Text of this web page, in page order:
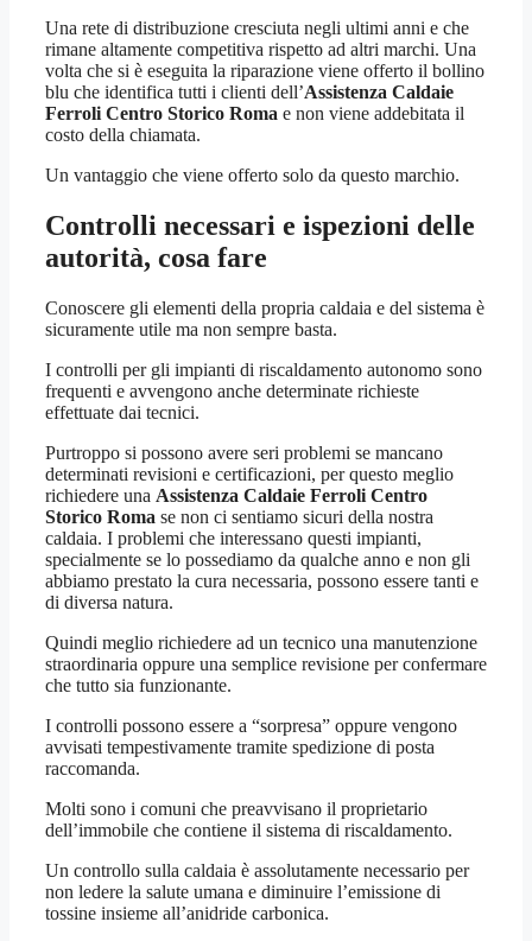
Una rete di distribuzione cresciuta negli ultimi anni e che
rimane altamente competitiva rispetto ad altri marchi. Una
volta che si è eseguita la riparazione viene offerto il bollino
blu che identifica tutti i clienti dell’Assistenza Caldaie
Ferroli Centro Storico Roma e non viene addebitata il
costo della chiamata.
Un vantaggio che viene offerto solo da questo marchio.
Controlli necessari e ispezioni delle
autorità, cosa fare
Conoscere gli elementi della propria caldaia e del sistema è
sicuramente utile ma non sempre basta.
I controlli per gli impianti di riscaldamento autonomo sono
frequenti e avvengono anche determinate richieste
effettuate dai tecnici.
Purtroppo si possono avere seri problemi se mancano
determinati revisioni e certificazioni, per questo meglio
richiedere una Assistenza Caldaie Ferroli Centro
Storico Roma se non ci sentiamo sicuri della nostra
caldaia. I problemi che interessano questi impianti,
specialmente se lo possediamo da qualche anno e non gli
abbiamo prestato la cura necessaria, possono essere tanti e
di diversa natura.
Quindi meglio richiedere ad un tecnico una manutenzione
straordinaria oppure una semplice revisione per confermare
che tutto sia funzionante.
I controlli possono essere a “sorpresa” oppure vengono
avvisati tempestivamente tramite spedizione di posta
raccomanda.
Molti sono i comuni che preavvisano il proprietario
dell’immobile che contiene il sistema di riscaldamento.
Un controllo sulla caldaia è assolutamente necessario per
non ledere la salute umana e diminuire l’emissione di
tossine insieme all’anidride carbonica.